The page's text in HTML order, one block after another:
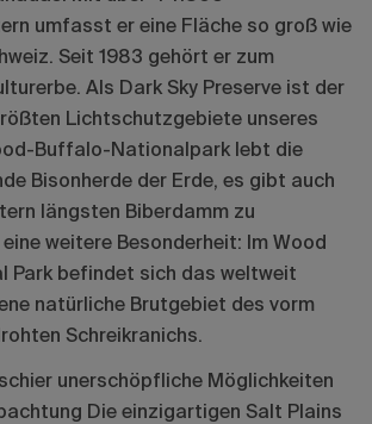
umfasst er eine Fläche so groß wie
Seit 1983 gehört er zum
Als Dark Sky Preserve ist der
Lichtschutzgebiete unseres
Buffalo-Nationalpark lebt die
Bisonherde der Erde, es gibt auch
längsten Biberdamm zu
weitere Besonderheit: Im Wood
Park befindet sich das weltweit
natürliche Brutgebiet des vorm
Schreikranichs.
unerschöpfliche Möglichkeiten
Die einzigartigen Salt Plains